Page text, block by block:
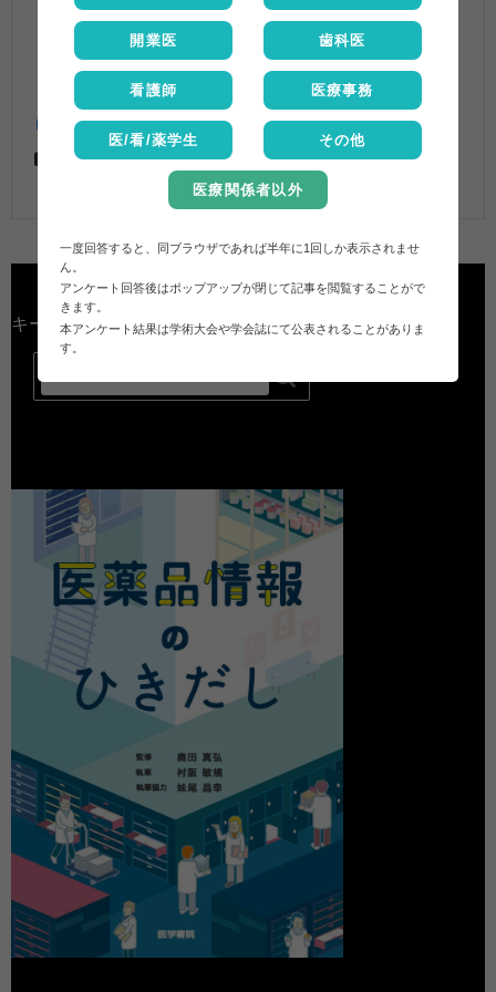
法規・調剤報酬 サイレース,処方日数制限
キーワード検索
開業医 歯科医
看護師 医療事務
医/看/薬学生 その他
医療関係者以外
一度回答すると、同ブラウザであれば半年に1回しか表示されませ
ん。
アンケート回答後はポップアップが閉じて記事を閲覧することがで
きます。
本アンケート結果は学術大会や学会誌にて公表されることがありま
す。